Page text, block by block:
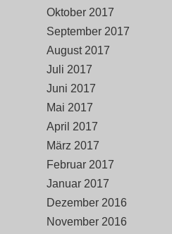
Oktober 2017
September 2017
August 2017
Juli 2017
Juni 2017
Mai 2017
April 2017
März 2017
Februar 2017
Januar 2017
Dezember 2016
November 2016